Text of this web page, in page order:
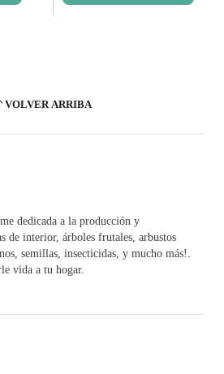
VOLVER ARRIBA
dedicada a la producción y
de interior, árboles frutales, arbustos
semillas, insecticidas, y mucho más!.
vida a tu hogar.